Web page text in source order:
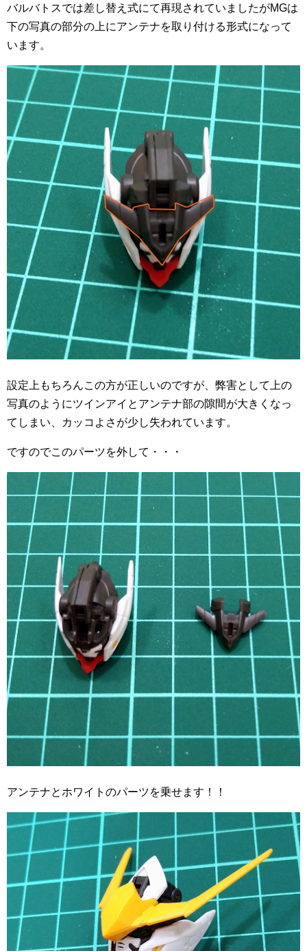
バルバトスでは差し替え式にて再現されていましたがMGは
下の写真の部分の上にアンテナを取り付ける形式になって
います。
設定上もちろんこの方が正しいのですが、弊害として上の
写真のようにツインアイとアンテナ部の隙間が大きくなっ
てしまい、カッコよさが少し失われています。
ですのでこのパーツを外して・・・
アンテナとホワイトのパーツを乗せます！！